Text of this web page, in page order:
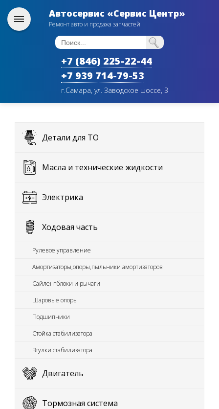
Автосервис «Сервис Центр»
Ремонт авто и продажа запчастей
+7 (846) 225-22-44
+7 939 714-79-53
г.Самара, ул. Заводское шоссе, 3
Детали для ТО
Масла и технические жидкости
Электрика
Ходовая часть
Рулевое управление
Амортизаторы,опоры,пыльники амортизаторов
Сайлентблоки и рычаги
Шаровые опоры
Подшипники
Стойка стабилизатора
Втулки стабилизатора
Двигатель
Тормозная система